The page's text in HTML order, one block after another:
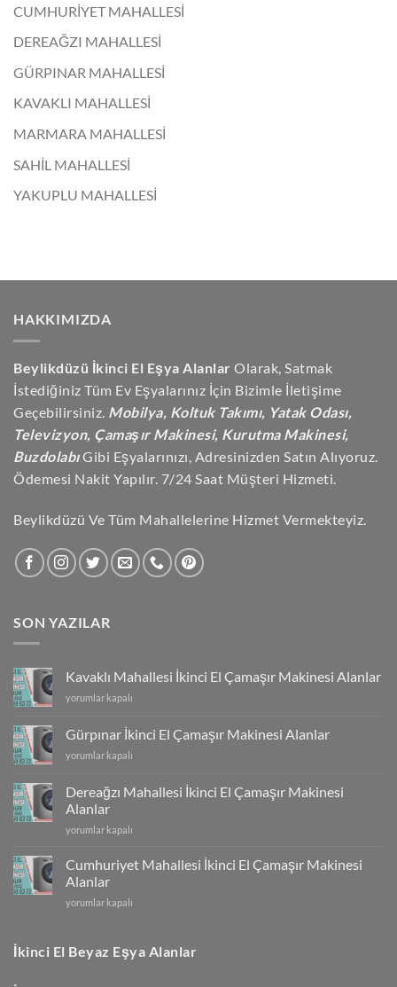
CUMHURİYET MAHALLESİ
DEREAĞZI MAHALLESİ
GÜRPINAR MAHALLESİ
KAVAKLI MAHALLESİ
MARMARA MAHALLESİ
SAHİL MAHALLESİ
YAKUPLU MAHALLESİ
HAKKIMIZDA
Beylikdüzü İkinci El Eşya Alanlar Olarak, Satmak
İstediğiniz Tüm Ev Eşyalarınız İçin Bizimle İletişime
Geçebilirsiniz. Mobilya, Koltuk Takımı, Yatak Odası,
Televizyon, Çamaşır Makinesi, Kurutma Makinesi,
BuzdolabıGibi Eşyalarınızı, Adresinizden Satın Alıyoruz.
Ödemesi Nakit Yapılır. 7/24 Saat Müşteri Hizmeti.
Beylikdüzü Ve Tüm Mahallelerine Hizmet Vermekteyiz.
SON YAZILAR
Kavaklı Mahallesi İkinci El Çamaşır Makinesi Alanlar
Kavaklı
El
Çamaşır
Alanlar
için
yorumlar kapalı
Gürpınar İkinci El Çamaşır Makinesi Alanlar
Gürpınar
Çamaşır
Makinesi
Alanlar
yorumlar kapalı
Dereağzı Mahallesi İkinci El Çamaşır Makinesi
Alanlar
Dereağzı
İkinci
El
Çamaşır
Makinesi
yorumlar kapalı
Cumhuriyet Mahallesi İkinci El Çamaşır Makinesi
Alanlar
Cumhuriyet
El
Çamaşır
yorumlar kapalı
İkinci El Beyaz Eşya Alanlar